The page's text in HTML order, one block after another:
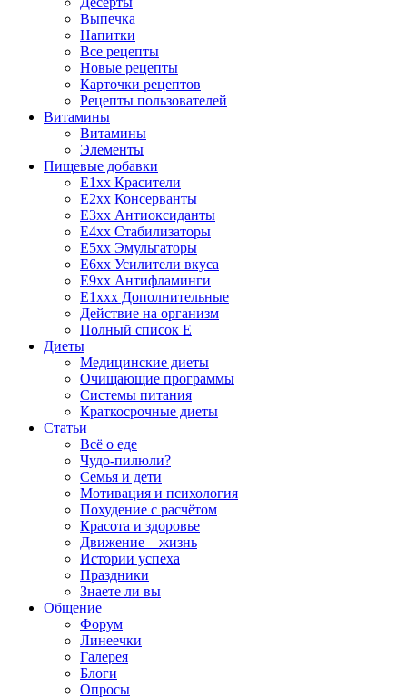
Выпечка
Напитки
Все рецепты
Новые рецепты
Карточки рецептов
Рецепты пользователей
Витамины
Витамины
Элементы
Пищевые добавки
E1xx Красители
E2xx Консерванты
E3xx Антиоксиданты
E4xx Стабилизаторы
E5xx Эмульгаторы
E6xx Усилители вкуса
E9xx Антифламинги
E1xxx Дополнительные
Действие на организм
Полный список E
Диеты
Медицинские диеты
Очищающие программы
Системы питания
Краткосрочные диеты
Статьи
Всё о еде
Чудо-пилюли?
Семья и дети
Мотивация и психология
Похудение с расчётом
Красота и здоровье
Движение – жизнь
Истории успеха
Праздники
Знаете ли вы
Общение
Форум
Линеечки
Галерея
Блоги
Опросы